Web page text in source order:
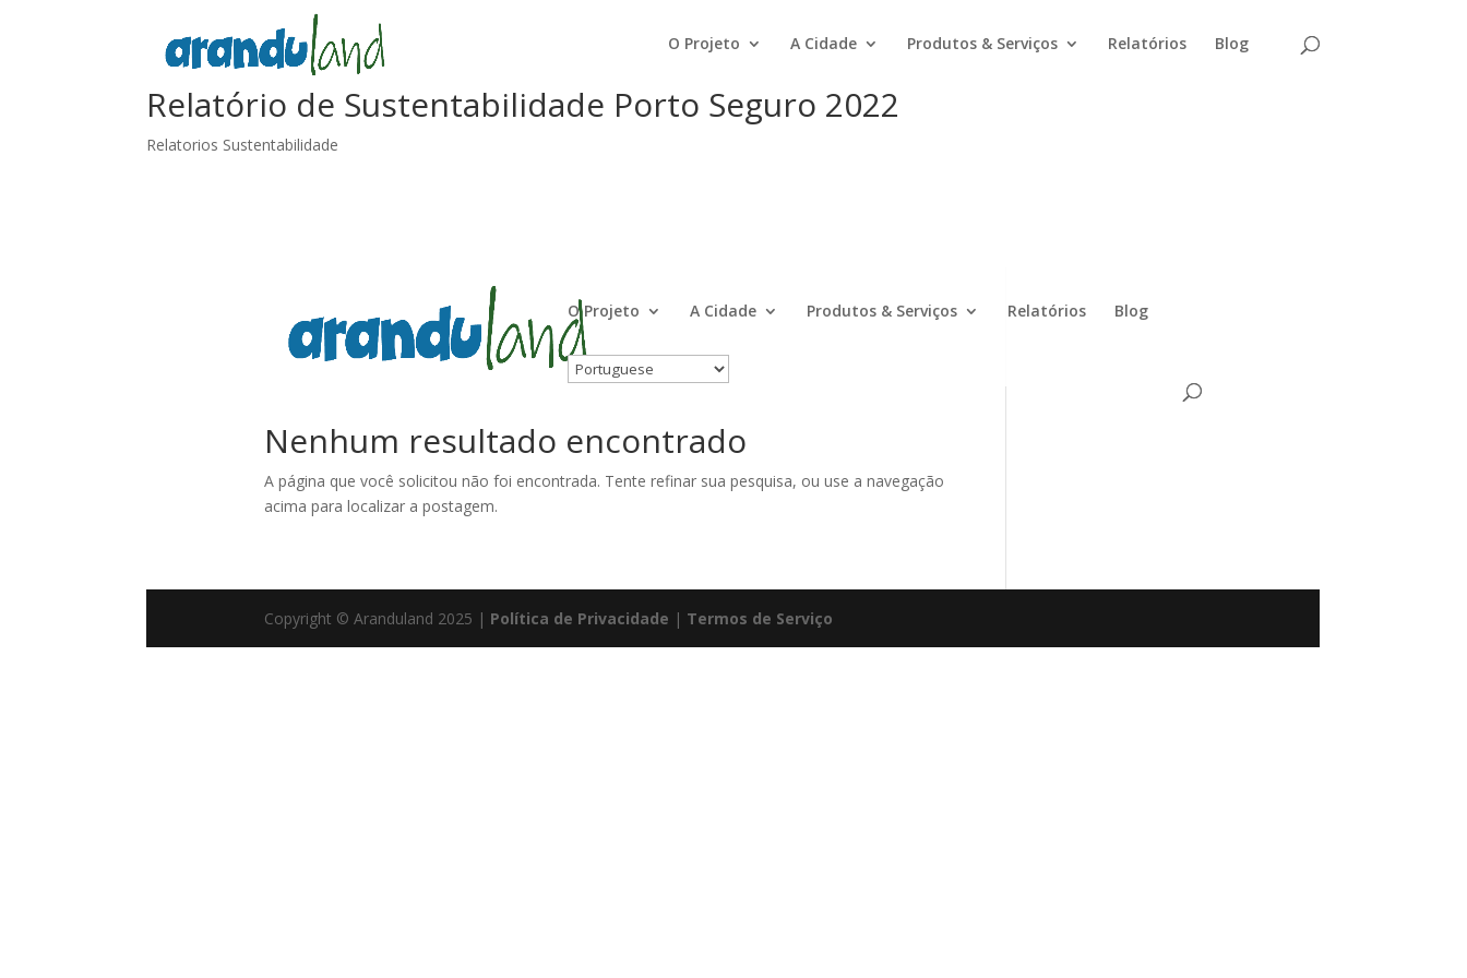
O Projeto A Cidade Produtos & Serviços Relatórios Blog
Relatório de Sustentabilidade Porto Seguro 2022
Relatorios Sustentabilidade